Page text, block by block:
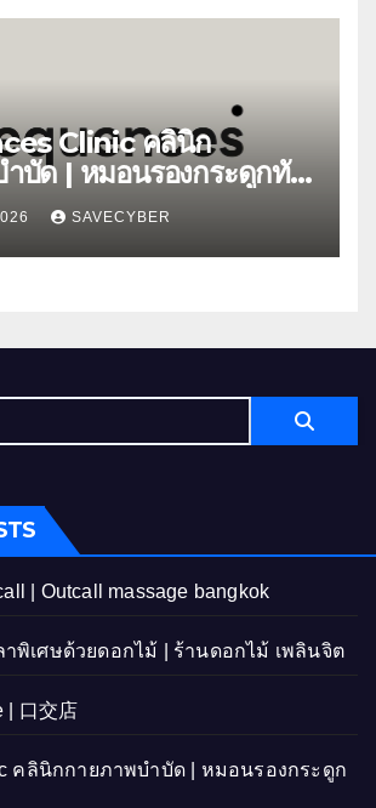
Clinic คลินิก
บัด | หมอนรองกระดูกทับ
SAVECYBER
| Outcall massage bangkok
าพิเศษด้วยดอกไม้ | ร้านดอกไม้ เพลินจิต
| 口交店
คลินิกกายภาพบำบัด | หมอนรองกระดูก